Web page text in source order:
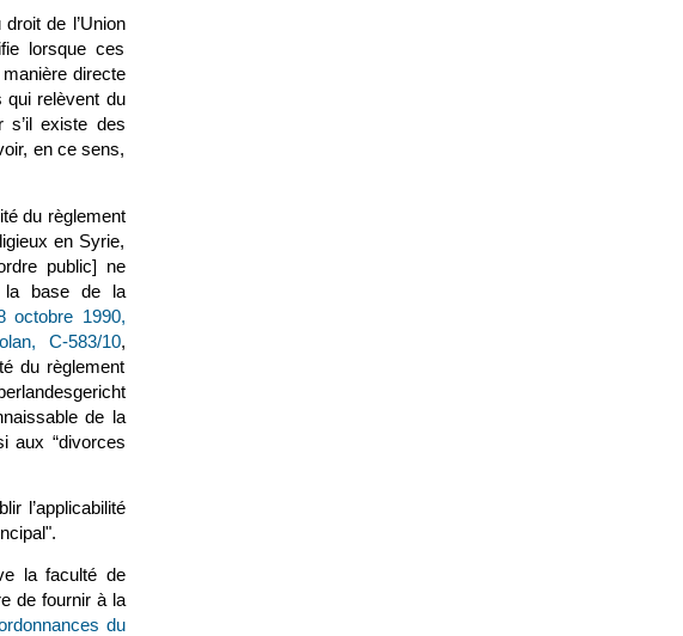
de l’Union
lorsque ces
directe
qui relèvent du
s’il existe des
en ce sens,
du règlement
en Syrie,
public] ne
la base de la
octobre 1990,
C‑583/10(le lien est externe)
,
du règlement
de la
aux “divorces
l’applicabilité
la faculté de
de fournir à la
du